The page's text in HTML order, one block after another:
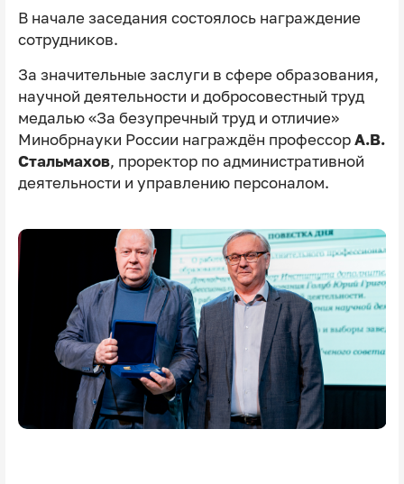
В начале заседания состоялось награждение
сотрудников.
За значительные заслуги в сфере образования,
научной деятельности и добросовестный труд
медалью «За безупречный труд и отличие»
Минобрнауки России награждён профессор А.В.
Стальмахов, проректор по административной
деятельности и управлению персоналом.